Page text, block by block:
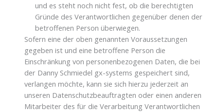
und es steht noch nicht fest, ob die berechtigten
Gründe des Verantwortlichen gegenüber denen der
betroffenen Person überwiegen.
Sofern eine der oben genannten Voraussetzungen
gegeben ist und eine betroffene Person die
Einschränkung von personenbezogenen Daten, die bei
der Danny Schmiedel gx-systems gespeichert sind,
verlangen möchte, kann sie sich hierzu jederzeit an
unseren Datenschutzbeauftragten oder einen anderen
Mitarbeiter des für die Verarbeitung Verantwortlichen